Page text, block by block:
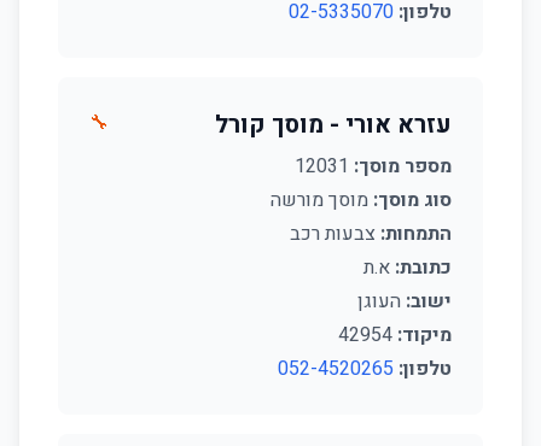
טלפון: 02-5335070
עזרא אורי - מוסך קורל
מספר מוסך:
סוג מוסך: מוסך מורשה
התמחות: צבעות רכב
כתובת: א.ת
ישוב: העוגן
מיקוד:
טלפון: 052-4520265
🔧